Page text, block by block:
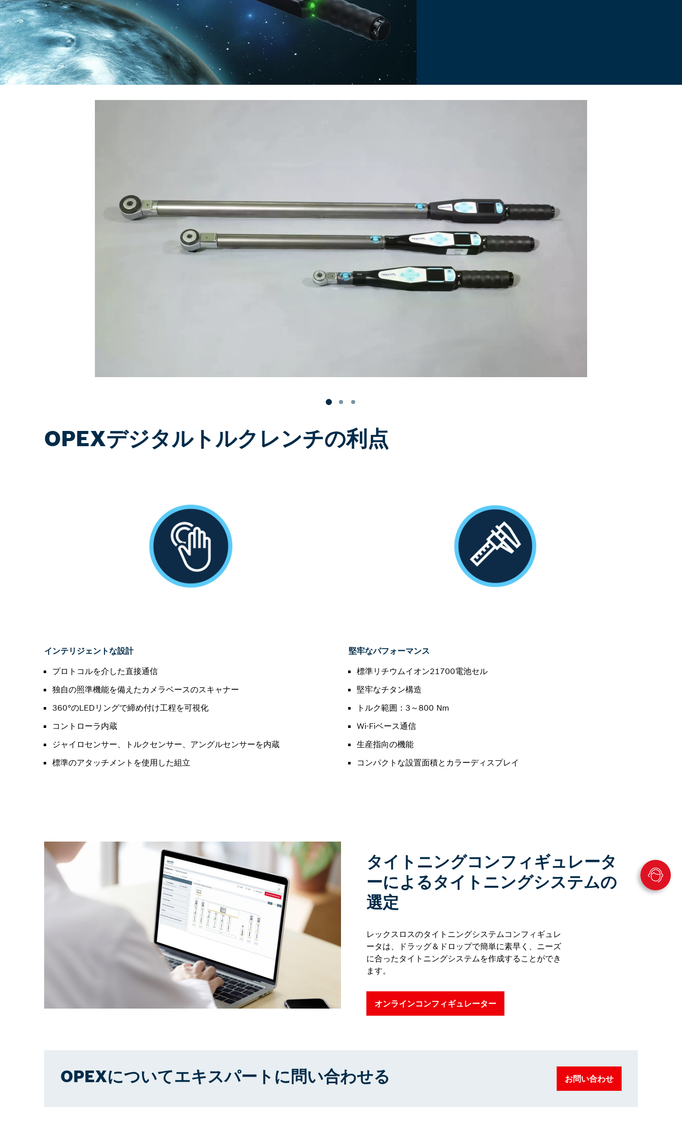
OPEXデジタルトルクレンチの利点
インテリジェントな設計
プロトコルを介した直接通信
独自の照準機能を備えたカメラベースのスキャナー
360°のLEDリングで締め付け工程を可視化
コントローラ内蔵
ジャイロセンサー、トルクセンサー、アングルセンサーを内蔵
標準のアタッチメントを使用した組立
堅牢なパフォーマンス
標準リチウムイオン21700電池セル
堅牢なチタン構造
トルク範囲：3～800 Nm
Wi-Fiベース通信
生産指向の機能
コンパクトな設置面積とカラーディスプレイ
タイトニングコンフィギュレータ
ーによるタイトニングシステムの
選定
レックスロスのタイトニングシステムコンフィギュレ
ータは、ドラッグ＆ドロップで簡単に素早く、ニーズ
に合ったタイトニングシステムを作成することができ
ます。
オンラインコンフィギュレーター
OPEXについてエキスパートに問い合わせる お問い合わせ